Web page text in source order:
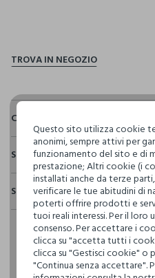
Composizione e cura
Composizione:
100% LYOCELL
NON CANDEGGIARE
TEMPERATURA MASSIMA
LAVAGGIO A SECCO
Sostenibilità e trasparenza
Sicurezza
Il 100% dei nostri articoli
fisici, per verificarne il
definito per l’uso di sostanze
restrittivi rispetto a quelli
internazionale.
Clicca qui per vedere i dettagli
Spedizione e resi
Hai fino a 30 giorni dalla
cambiare idea e restituire i
Questo sito utilizza cookie
anonimi, sempre attivi per
funzionamento del sito e di
prestazione; Altri cookie (i
installati anche da terze
verificare le tue abitudini di
poterti offrire prodotti e
tuoi reali interessi. Per il loro
consenso. Per accettare i
clicca su "accetta tutti i
clicca su "Gestisci cookie" o
"Continua senza accettare".